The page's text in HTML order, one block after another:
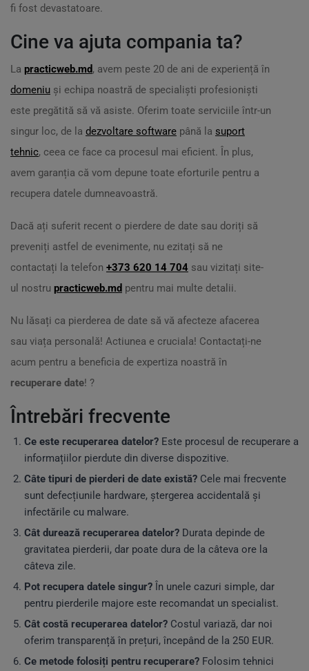
fi fost devastatoare.
Cine va ajuta compania ta?
La practicweb.md, avem peste 20 de ani de experiență în
domeniu și echipa noastră de specialiști profesioniști
este pregătită să vă asiste. Oferim toate serviciile într-un
singur loc, de la dezvoltare software până la suport
tehnic, ceea ce face ca procesul mai eficient. În plus,
avem garanția că vom depune toate eforturile pentru a
recupera datele dumneavoastră.
Dacă ați suferit recent o pierdere de date sau doriți să
preveniți astfel de evenimente, nu ezitați să ne
contactați la telefon +373 620 14 704 sau vizitați site-
ul nostru practicweb.md pentru mai multe detalii.
Nu lăsați ca pierderea de date să vă afecteze afacerea
sau viața personală! Actiunea e cruciala! Contactați-ne
acum pentru a beneficia de expertiza noastră în
recuperare date! ?
Întrebări frecvente
Ce este recuperarea datelor? Este procesul de recuperare a
informațiilor pierdute din diverse dispozitive.
Câte tipuri de pierderi de date există? Cele mai frecvente
sunt defecțiunile hardware, ștergerea accidentală și
infectările cu malware.
Cât durează recuperarea datelor? Durata depinde de
gravitatea pierderii, dar poate dura de la câteva ore la
câteva zile.
Pot recupera datele singur? În unele cazuri simple, dar
pentru pierderile majore este recomandat un specialist.
Cât costă recuperarea datelor? Costul variază, dar noi
oferim transparență în prețuri, începând de la 250 EUR.
Ce metode folosiți pentru recuperare? Folosim tehnici